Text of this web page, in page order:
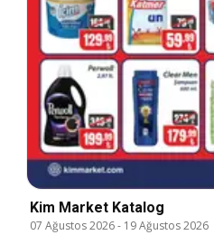
Kim Market Katalog
07 Ağustos 2026- 19 Ağustos 2026